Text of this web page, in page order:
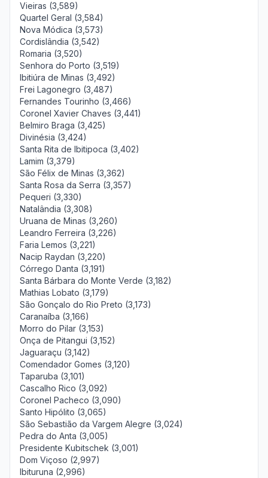
Vieiras (3,589)
Quartel Geral (3,584)
Nova Módica (3,573)
Cordislândia (3,542)
Romaria (3,520)
Senhora do Porto (3,519)
Ibitiúra de Minas (3,492)
Frei Lagonegro (3,487)
Fernandes Tourinho (3,466)
Coronel Xavier Chaves (3,441)
Belmiro Braga (3,425)
Divinésia (3,424)
Santa Rita de Ibitipoca (3,402)
Lamim (3,379)
São Félix de Minas (3,362)
Santa Rosa da Serra (3,357)
Pequeri (3,330)
Natalândia (3,308)
Uruana de Minas (3,260)
Leandro Ferreira (3,226)
Faria Lemos (3,221)
Nacip Raydan (3,220)
Córrego Danta (3,191)
Santa Bárbara do Monte Verde (3,182)
Mathias Lobato (3,179)
São Gonçalo do Rio Preto (3,173)
Caranaíba (3,166)
Morro do Pilar (3,153)
Onça de Pitangui (3,152)
Jaguaraçu (3,142)
Comendador Gomes (3,120)
Taparuba (3,101)
Cascalho Rico (3,092)
Coronel Pacheco (3,090)
Santo Hipólito (3,065)
São Sebastião da Vargem Alegre (3,024)
Pedra do Anta (3,005)
Presidente Kubitschek (3,001)
Dom Viçoso (2,997)
Ibituruna (2,996)